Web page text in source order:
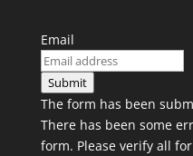
Email
Submit
The form has been
There has been some
form. Please verify all